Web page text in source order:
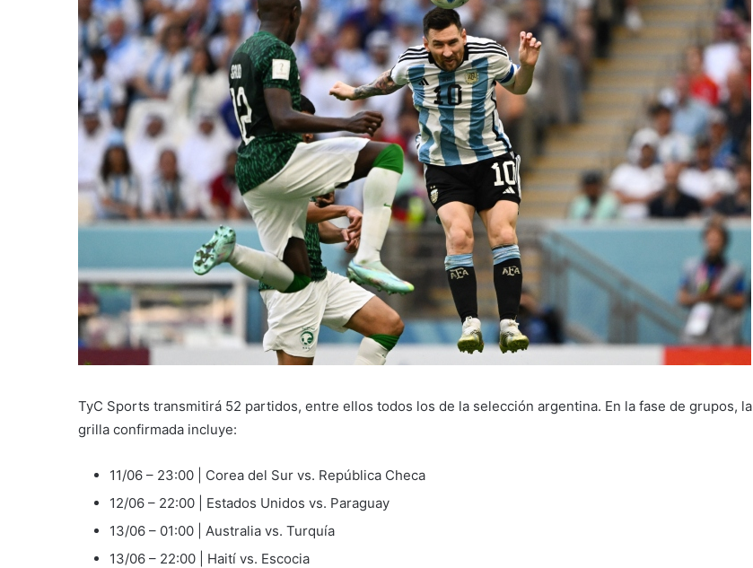
TyC Sports transmitirá 52 partidos, entre ellos todos los de la selección argentina. En la fase de grupos, la
grilla confirmada incluye:
11/06 – 23:00 | Corea del Sur vs. República Checa
12/06 – 22:00 | Estados Unidos vs. Paraguay
13/06 – 01:00 | Australia vs. Turquía
13/06 – 22:00 | Haití vs. Escocia